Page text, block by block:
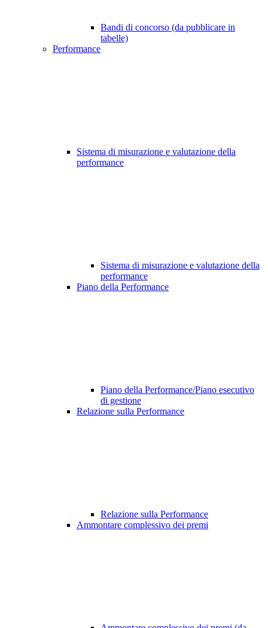
Bandi di concorso (da pubblicare in
tabelle)
Performance
Sistema di misurazione e valutazione della
performance
Sistema di misurazione e valutazione della
performance
Piano della Performance
Piano della Performance/Piano esecutivo
di gestione
Relazione sulla Performance
Relazione sulla Performance
Ammontare complessivo dei premi